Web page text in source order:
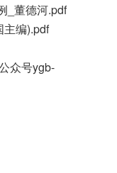
_董德河.pdf
主编).pdf
众号ygb-